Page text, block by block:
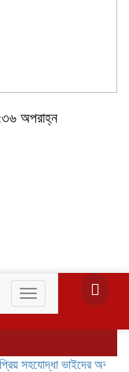
অপরাহ্ন
Toggle
navigation
ভাইদের অবগতির জন্য